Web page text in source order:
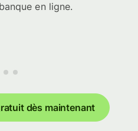
en ligne.
dès maintenant